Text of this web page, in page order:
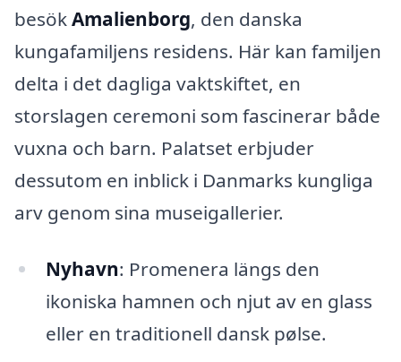
besökAmalienborg, den danska
kungafamiljens residens. Här kan familjen
delta i det dagliga vaktskiftet, en
storslagen ceremoni som fascinerar både
vuxna och barn. Palatset erbjuder
dessutom en inblick i Danmarks kungliga
arv genom sina museigallerier.
Nyhavn: Promenera längs den
ikoniska hamnen och njut av en glass
eller en traditionell dansk pølse.